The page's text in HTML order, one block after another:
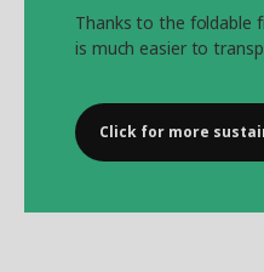
Thanks to the foldable
is much easier to
Click for more